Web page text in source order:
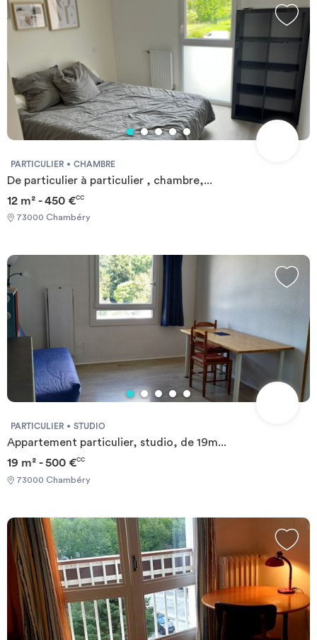
PARTICULIER CHAMBRE
De particulier à particulier , chambre,...
12 m² - 450 €CC
73000 Chambéry
PARTICULIER STUDIO
Appartement particulier, studio, de 19m...
19 m² - 500 €CC
73000 Chambéry